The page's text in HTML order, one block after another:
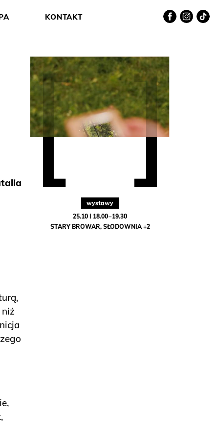
KONTAKT FacebookInstagramTikTok
wystawy
25.10 I 18.00 – 19.30
STARY BROWAR, SŁODOWNIA +2